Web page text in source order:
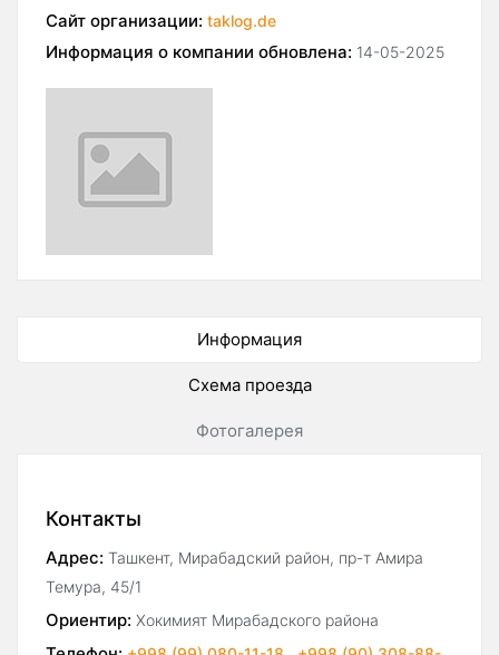
Сайт организации: taklog.de
Информация о компании обновлена: 14-05-2025
Информация
Схема проезда
Фотогалерея
Контакты
Адрес: Ташкент, Мирабадский район, пр-т Амира
Темура, 45/1
Ориентир: Хокимият Мирабадского района